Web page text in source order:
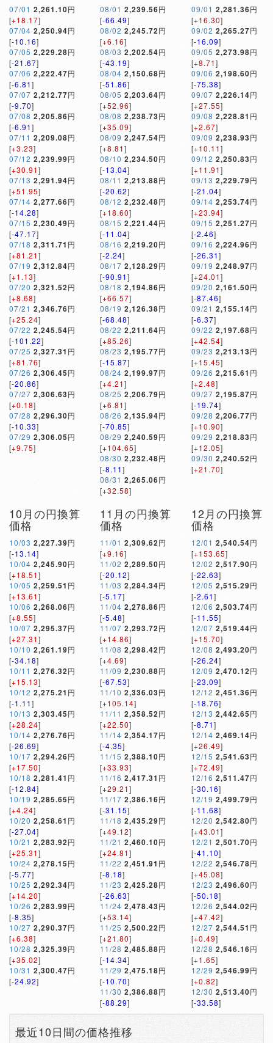
07/01 2,261.10円
[+18.17]
07/04 2,250.94円
[-10.16]
07/05 2,229.28円
[-21.67]
07/06 2,222.47円
[-6.81]
07/07 2,212.77円
[-9.70]
07/08 2,205.86円
[-6.91]
07/11 2,209.08円
[+3.23]
07/12 2,239.99円
[+30.91]
07/13 2,291.94円
[+51.95]
07/14 2,277.66円
[-14.28]
07/15 2,230.49円
[-47.17]
07/18 2,311.71 円
[+81.21]
07/19 2,312.84円
[+1.13]
07/20 2,321.52円
[+8.68]
07/21 2,346.76円
[+25.24]
07/22 2,245.54円
[-101.22]
07/25 2,327.31 円
[+81.76]
07/26 2,306.45円
[-20.86]
07/27 2,306.63円
[+0.18]
07/28 2,296.30円
[-10.33]
07/29 2,306.05円
[+9.75]
08/01 2,239.56円
[-66.49]
08/02 2,245.72円
[+6.16]
08/03 2,202.54円
[-43.19]
08/04 2,150.68円
[-51.86]
08/05 2,203.64円
[+52.96]
08/08 2,238.73円
[+35.09]
08/09 2,247.54円
[+8.81]
08/10 2,234.50円
[-13.04]
08/11 2,213.88円
[-20.62]
08/12 2,232.48円
[+18.60]
08/15 2,221.44円
[-11.04]
08/16 2,219.20円
[-2.24]
08/17 2,128.29円
[-90.91]
08/18 2,194.86円
[+66.57]
08/19 2,126.38円
[-68.48]
08/22 2,211.64円
[+85.26]
08/23 2,195.77円
[-15.87]
08/24 2,199.97円
[+4.21]
08/25 2,206.79円
[+6.81]
08/26 2,135.94円
[-70.85]
08/29 2,240.59円
[+104.65]
08/30 2,232.48円
[-8.11]
08/31 2,265.06円
[+32.58]
09/01 2,281.36円
[+16.30]
09/02 2,265.27円
[-16.09]
09/05 2,273.98円
[+8.71]
09/06 2,198.60円
[-75.38]
09/07 2,226.14円
[+27.55]
09/08 2,228.81 円
[+2.67]
09/09 2,238.93円
[+10.11]
09/12 2,250.83円
[+11.91]
09/13 2,229.79円
[-21.04]
09/14 2,253.74円
[+23.94]
09/15 2,251.27円
[-2.46]
09/16 2,224.96円
[-26.31]
09/19 2,248.97円
[+24.01]
09/20 2,161.50円
[-87.46]
09/21 2,155.14円
[-6.37]
09/22 2,197.68円
[+42.54]
09/23 2,213.13円
[+15.45]
09/26 2,215.61 円
[+2.48]
09/27 2,195.87円
[-19.74]
09/28 2,206.77円
[+10.90]
09/29 2,218.83円
[+12.05]
09/30 2,240.52円
[+21.70]
10月の円換算
価格
10/03 2,227.39円
[-13.14]
10/04 2,245.90円
[+18.51]
10/05 2,259.51 円
[+13.61]
10/06 2,268.06円
[+8.55]
10/07 2,295.37円
[+27.31]
10/10 2,261.19円
[-34.18]
10/11 2,276.32円
[+15.13]
10/12 2,275.21 円
[-1.11]
10/13 2,303.45円
[+28.24]
10/14 2,276.76円
[-26.69]
10/17 2,294.26円
[+17.50]
10/18 2,281.41 円
[-12.84]
10/19 2,285.65円
[+4.24]
10/20 2,258.61 円
[-27.04]
10/21 2,283.92円
[+25.31]
10/24 2,278.15円
[-5.77]
10/25 2,292.34円
[+14.20]
10/26 2,283.99円
[-8.35]
10/27 2,290.37円
[+6.38]
10/28 2,325.39円
[+35.02]
10/31 2,300.47円
[-24.92]
11月の円換算
価格
11/01 2,309.62円
[+9.16]
11/02 2,289.50円
[-20.12]
11/03 2,284.34円
[-5.17]
11/04 2,278.86円
[-5.48]
11/07 2,293.72円
[+14.86]
11/08 2,298.42円
[+4.69]
11/09 2,230.88円
[-67.53]
11/10 2,336.03円
[+105.14]
11/11 2,358.52円
[+22.50]
11/14 2,354.17円
[-4.35]
11/15 2,388.10円
[+33.93]
11/16 2,417.31 円
[+29.21]
11/17 2,386.16円
[-31.15]
11/18 2,435.29円
[+49.12]
11/21 2,460.10円
[+24.81]
11/22 2,451.91 円
[-8.18]
11/23 2,425.28円
[-26.63]
11/24 2,478.43円
[+53.14]
11/25 2,500.22円
[+21.80]
11/28 2,485.88円
[-14.34]
11/29 2,475.18円
[-10.70]
11/30 2,386.88円
[-88.29]
12月の円換算
価格
12/01 2,540.54円
[+153.65]
12/02 2,517.90円
[-22.63]
12/05 2,515.29円
[-2.61]
12/06 2,503.74円
[-11.55]
12/07 2,519.44円
[+15.70]
12/08 2,493.20円
[-26.24]
12/09 2,470.12円
[-23.09]
12/12 2,451.36円
[-18.76]
12/13 2,442.65円
[-8.71]
12/14 2,469.14円
[+26.49]
12/15 2,541.63円
[+72.49]
12/16 2,511.47円
[-30.16]
12/19 2,499.79円
[-11.68]
12/20 2,542.80円
[+43.01]
12/21 2,501.70円
[-41.10]
12/22 2,546.78円
[+45.08]
12/23 2,496.60円
[-50.18]
12/26 2,544.02円
[+47.42]
12/27 2,544.51 円
[+0.49]
12/28 2,546.16円
[+1.65]
12/29 2,546.99円
[+0.82]
12/30 2,513.40円
[-33.58]
最近10日間の価格推移